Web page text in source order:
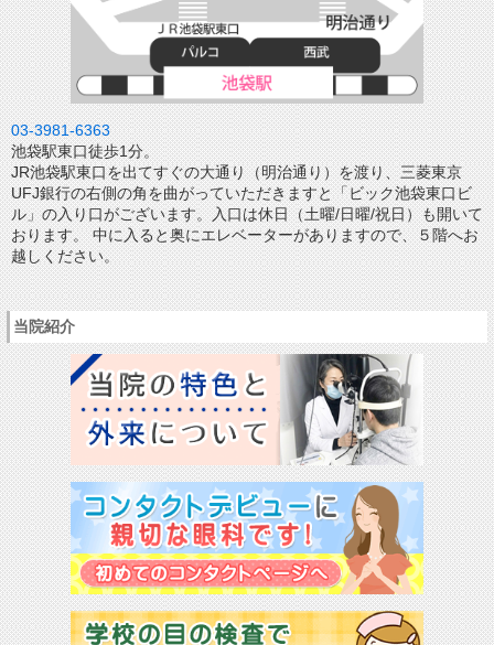
03-3981-6363
池袋駅東口徒歩1分。
JR池袋駅東口を出てすぐの大通り（明治通り）を渡り、三菱東京
UFJ銀行の右側の角を曲がっていただきますと「ビック池袋東口ビ
ル」の入り口がございます。入口は休日（土曜/日曜/祝日）も開いて
おります。 中に入ると奥にエレベーターがありますので、５階へお
越しください。
当院紹介